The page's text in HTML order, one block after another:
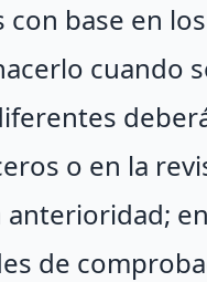
base en
cuando
o en la
de